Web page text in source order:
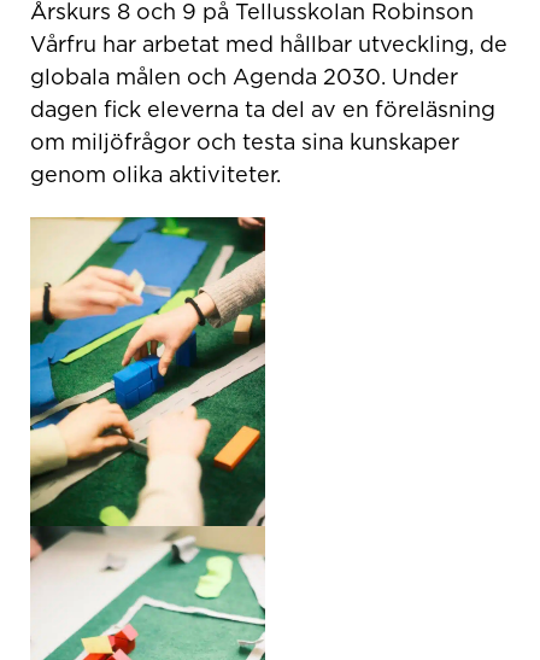
Årskurs 8 och 9 på Tellusskolan Robinson
Vårfru har arbetat med hållbar utveckling, de
globala målen och Agenda 2030. Under
dagen fick eleverna ta del av en föreläsning
om miljöfrågor och testa sina kunskaper
genom olika aktiviteter.